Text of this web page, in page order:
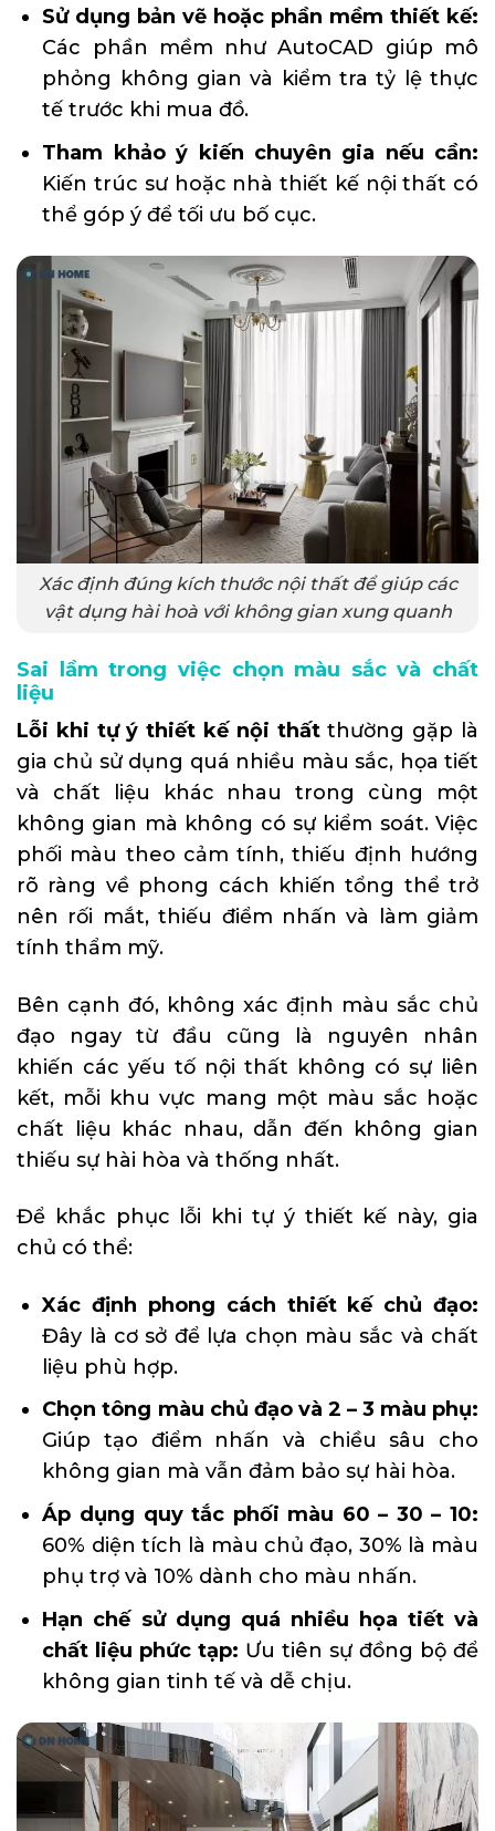
Sử dụng bản vẽ hoặc phần mềm thiết kế:
Các phần mềm như AutoCAD giúp mô
phỏng không gian và kiểm tra tỷ lệ thực
tế trước khi mua đồ.
Tham khảo ý kiến chuyên gia nếu cần:
Kiến trúc sư hoặc nhà thiết kế nội thất có
thể góp ý để tối ưu bố cục.
Xác định đúng kích thước nội thất để giúp các
vật dụng hài hoà với không gian xung quanh
Sai lầm trong việc chọn màu sắc và chất
liệu
Lỗi khi tự ý thiết kế nội thấtthường gặp là
gia chủ sử dụng quá nhiều màu sắc, họa tiết
và chất liệu khác nhau trong cùng một
không gian mà không có sự kiểm soát. Việc
phối màu theo cảm tính, thiếu định hướng
rõ ràng về phong cách khiến tổng thể trở
nên rối mắt, thiếu điểm nhấn và làm giảm
tính thẩm mỹ.
Bên cạnh đó, không xác định màu sắc chủ
đạo ngay từ đầu cũng là nguyên nhân
khiến các yếu tố nội thất không có sự liên
kết, mỗi khu vực mang một màu sắc hoặc
chất liệu khác nhau, dẫn đến không gian
thiếu sự hài hòa và thống nhất.
Để khắc phục lỗi khi tự ý thiết kế này, gia
chủ có thể:
Xác định phong cách thiết kế chủ đạo:
Đây là cơ sở để lựa chọn màu sắc và chất
liệu phù hợp.
Chọn tông màu chủ đạo và 2 – 3 màu phụ:
Giúp tạo điểm nhấn và chiều sâu cho
không gian mà vẫn đảm bảo sự hài hòa.
Áp dụng quy tắc phối màu 60 – 30 – 10:
60% diện tích là màu chủ đạo, 30% là màu
phụ trợ và 10% dành cho màu nhấn.
Hạn chế sử dụng quá nhiều họa tiết và
chất liệu phức tạp: Ưu tiên sự đồng bộ để
không gian tinh tế và dễ chịu.